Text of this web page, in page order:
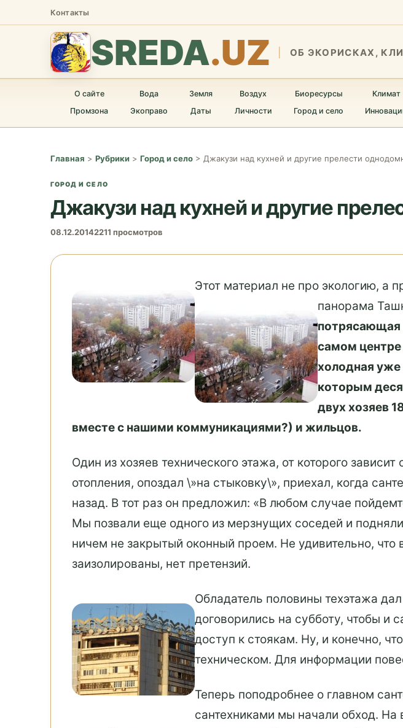
Контакты
SREDA.UZ ОБ ЭКОРИСКАХ,
О сайте Вода Земля Воздух Биоресурсы Климат
Промзона
Экоправо Даты Личности Город и село
Главная > Рубрики > Город и село > Джакузи над кухней и другие прелести
ГОРОД И СЕЛО
Джакузи над кухней и другие
08.12.20142211 просмотров
Этот материал не про экологию, а
панорама
потрясающая
самом
холодная уже
которым
двух хозяев
вместе с нашими коммуникациями?) и жильцов.
Один из хозяев технического этажа, от которого
отопления, опоздал \»на стыковку\», приехал, когда
назад. В тот раз он предложил: «В любом случае
Мы позвали еще одного из мерзнущих соседей и
ничем не закрытый оконный проем. Не удивительно,
заизолированы, нет претензий.
Обладатель половины техэтажа
договорились на субботу, чтобы и
доступ к стоякам. Ну, и конечно,
техническом. Для информации
Теперь поподробнее о главном
сантехниками мы начали обход.